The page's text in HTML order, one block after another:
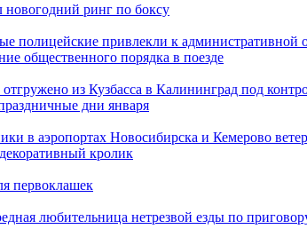
ринг по боксу
полицейские привлекли к административной
общественного порядка в поезде
из Кузбасса в Калининград под
дни января
в аэропортах Новосибирска и Кемерово
кролик
первоклашек
любительница нетрезвой езды по